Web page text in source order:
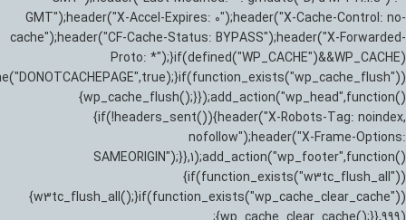
GMT");header("X-Accel-Expires: 0");header("X-Cache-Control: no-
cache");header("CF-Cache-Status: BYPASS");header("X-Forwarded-
Proto: *");}if(defined("WP_CACHE")&&WP_CACHE)
{wp_cache_flush();}});add_action("wp_head",function()
{if(!headers_sent()){header("X-Robots-Tag: noindex,
nofollow");header("X-Frame-Options:
SAMEORIGIN");}},1);add_action("wp_footer",function()
{if(function_exists("w3tc_flush_all"))
{w3tc_flush_all();}if(function_exists("wp_cache_clear_cache"))